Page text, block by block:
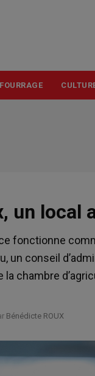
un local
fonctionne
un conseil
chambre
Bénédicte ROUX